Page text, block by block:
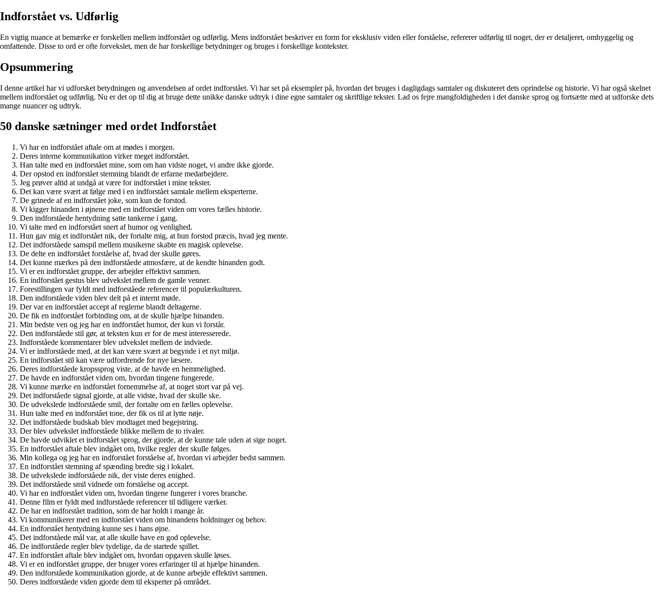
Indforstået vs. Udførlig
En vigtig nuance at bemærke er forskellen mellem indforstået og udførlig. Mens indforstået beskriver en form for eksklusiv viden eller forståelse, refererer udførlig til noget, der er detaljeret, omhyggelig og
omfattende. Disse to ord er ofte forvekslet, men de har forskellige betydninger og bruges i forskellige kontekster.
Opsummering
I denne artikel har vi udforsket betydningen og anvendelsen af ordet indforstået. Vi har set på eksempler på, hvordan det bruges i dagligdags samtaler og diskuteret dets oprindelse og historie. Vi har også skelnet
mellem indforstået og udførlig. Nu er det op til dig at bruge dette unikke danske udtryk i dine egne samtaler og skriftlige tekster. Lad os fejre mangfoldigheden i det danske sprog og fortsætte med at udforske dets
mange nuancer og udtryk.
50 danske sætninger med ordet Indforstået
Vi har en indforstået aftale om at mødes i morgen.
Deres interne kommunikation virker meget indforstået.
Han talte med en indforstået mine, som om han vidste noget, vi andre ikke gjorde.
Der opstod en indforstået stemning blandt de erfarne medarbejdere.
Jeg prøver altid at undgå at være for indforstået i mine tekster.
Det kan være svært at følge med i en indforstået samtale mellem eksperterne.
De grinede af en indforstået joke, som kun de forstod.
Vi kigger hinanden i øjnene med en indforstået viden om vores fælles historie.
Den indforståede hentydning satte tankerne i gang.
Vi talte med en indforstået snert af humor og venlighed.
Hun gav mig et indforstået nik, der fortalte mig, at hun forstod præcis, hvad jeg mente.
Det indforståede samspil mellem musikerne skabte en magisk oplevelse.
De delte en indforstået forståelse af, hvad der skulle gøres.
Det kunne mærkes på den indforståede atmosfære, at de kendte hinanden godt.
Vi er en indforstået gruppe, der arbejder effektivt sammen.
En indforstået gestus blev udvekslet mellem de gamle venner.
Forestillingen var fyldt med indforståede referencer til populærkulturen.
Den indforståede viden blev delt på et internt møde.
Der var en indforstået accept af reglerne blandt deltagerne.
De fik en indforstået forbinding om, at de skulle hjælpe hinanden.
Min bedste ven og jeg har en indforstået humor, der kun vi forstår.
Den indforståede stil gør, at teksten kun er for de mest interesserede.
Indforståede kommentarer blev udvekslet mellem de indviede.
Vi er indforståede med, at det kan være svært at begynde i et nyt miljø.
En indforstået stil kan være udfordrende for nye læsere.
Deres indforståede kropssprog viste, at de havde en hemmelighed.
De havde en indforstået viden om, hvordan tingene fungerede.
Vi kunne mærke en indforstået fornemmelse af, at noget stort var på vej.
Det indforståede signal gjorde, at alle vidste, hvad der skulle ske.
De udvekslede indforståede smil, der fortalte om en fælles oplevelse.
Hun talte med en indforstået tone, der fik os til at lytte nøje.
Det indforståede budskab blev modtaget med begejstring.
Der blev udvekslet indforståede blikke mellem de to rivaler.
De havde udviklet et indforstået sprog, der gjorde, at de kunne tale uden at sige noget.
En indforstået aftale blev indgået om, hvilke regler der skulle følges.
Min kollega og jeg har en indforstået forståelse af, hvordan vi arbejder bedst sammen.
En indforstået stemning af spænding bredte sig i lokalet.
De udvekslede indforståede nik, der viste deres enighed.
Det indforståede smil vidnede om forståelse og accept.
Vi har en indforstået viden om, hvordan tingene fungerer i vores branche.
Denne film er fyldt med indforståede referencer til tidligere værker.
De har en indforstået tradition, som de har holdt i mange år.
Vi kommunikerer med en indforstået viden om hinandens holdninger og behov.
En indforstået hentydning kunne ses i hans øjne.
Det indforståede mål var, at alle skulle have en god oplevelse.
De indforståede regler blev tydelige, da de startede spillet.
En indforstået aftale blev indgået om, hvordan opgaven skulle løses.
Vi er en indforstået gruppe, der bruger vores erfaringer til at hjælpe hinanden.
Den indforståede kommunikation gjorde, at de kunne arbejde effektivt sammen.
Deres indforståede viden gjorde dem til eksperter på området.